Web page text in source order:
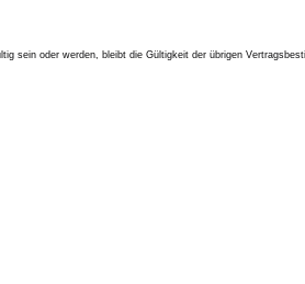
sein oder werden, bleibt die Gültigkeit der übrigen